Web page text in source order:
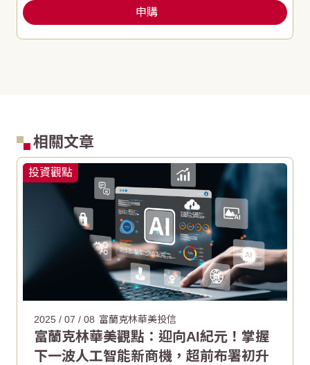
申購
相關文章
投資觀點
2025 / 07 / 08 富蘭克林華美投信
富蘭克林華美觀點：迎向AI紀元！掌握
下一波人工智能新商機，超前布署初升